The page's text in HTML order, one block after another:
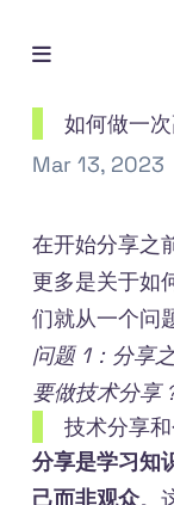
Open
如何做一
Mar 13, 2023
在开始分享之
更多是关于如
们就从一个问
问题 1：分享
要做技术分享
技术分享
分享是学习知
己而非观众。